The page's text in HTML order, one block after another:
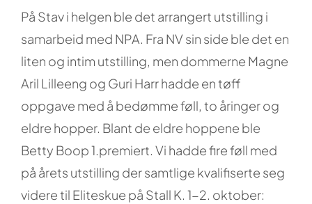
På Stav i helgen ble det arrangert utstilling i
samarbeid med NPA. Fra NV sin side ble det en
liten og intim utstilling, men dommerne Magne
Aril Lilleeng og Guri Harr hadde en tøff
oppgave med å bedømme føll, to åringer og
eldre hopper. Blant de eldre hoppene ble
Betty Boop 1.premiert. Vi hadde fire føll med
på årets utstilling der samtlige kvalifiserte seg
videre til Eliteskue på Stall K. 1-2. oktober: